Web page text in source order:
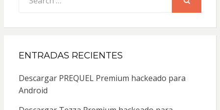
for:
ENTRADAS RECIENTES
Descargar PREQUEL Premium hackeado para
Android